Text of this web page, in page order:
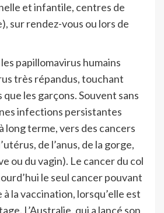
et infantile, centres de
sur rendez-vous ou lors de
papillomavirus humains
très répandus, touchant
que les garçons. Souvent sans
infections persistantes
long terme, vers des cancers
de l’anus, de la gorge,
ou du vagin). Le cancer du col
le seul cancer pouvant
la vaccination, lorsqu’elle est
L’Australie, qui a lancé son